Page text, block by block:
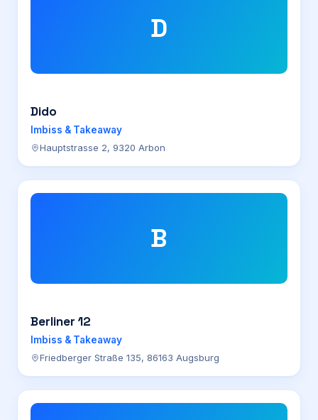
D
Dido
Imbiss & Takeaway
Hauptstrasse 2, 9320 Arbon
B
Berliner 12
Imbiss & Takeaway
Friedberger Straße 135, 86163 Augsburg